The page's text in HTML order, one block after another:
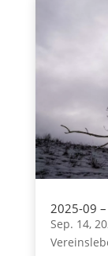
2025-09
Sep. 14,